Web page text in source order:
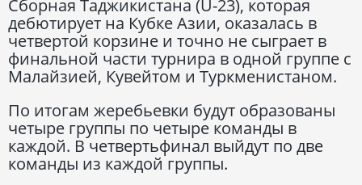
Сборная Таджикистана (U-23), которая
дебютирует на Кубке Азии, оказалась в
четвертой корзине и точно не сыграет в
финальной части турнира в одной группе с
Малайзией, Кувейтом и Туркменистаном.
По итогам жеребьевки будут образованы
четыре группы по четыре команды в
каждой. В четвертьфинал выйдут по две
команды из каждой группы.